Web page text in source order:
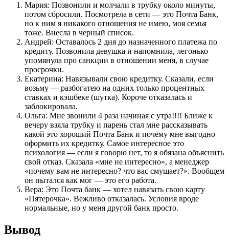
Мария: Позвонили и молчали в трубку около минуты,
потом сбросили. Посмотрела в сети — это Почта Банк,
но к ним я никакого отношения не имею, моя семья
тоже. Внесла в черный список.
Андрей: Оставалось 2 дня до назначенного платежа по
кредиту. Позвонила девушка и напомнила, легонько
упомянула про санкции в отношении меня, в случае
просрочки.
Екатерина: Навязывали свою кредитку. Сказали, если
возьму — разбогатею на одних только процентных
ставках и кэшбеке (шутка). Короче отказалась и
заблокировала.
Ольга: Мне звонили 4 раза начиная с утра!!!! Ближе к
вечеру взяла трубку и парень стал мне рассказывать
какой это хороший Почта Банк и почему мне выгодно
оформить их кредитку. Самое интересное это
психология — если я говорю нет, то я обязана объяснить
свой отказ. Сказала «мне не интересно», а менеджер
«почему вам не интересно? что вас смущает?». Вообщем
он пытался как мог — это его работа.
Вера: Это Почта банк — хотел навязать свою карту
«Пятерочка». Вежливо отказалась. Условия вроде
нормальные, но у меня другой банк просто.
Вывод